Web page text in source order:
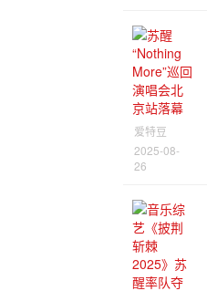
爱特豆
2025-08-
26